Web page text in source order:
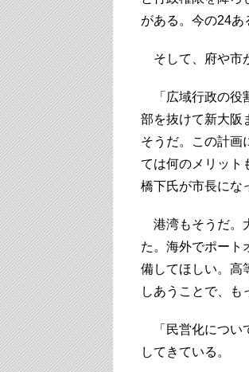
がある。今の24あ
そして、府や市
「広域行政の役
部を抜けて新大阪
そうだ。この計画
ては何のメリット
橋下氏が市長にな
港湾もそうだ。
た。海外でポート
備してほしい。高
しあうことで、も
「民営化につい
してきている。